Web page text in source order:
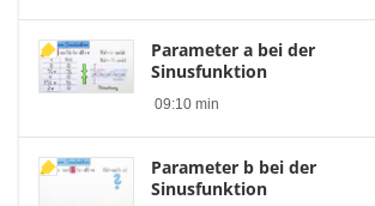
Parameter a bei der
Sinusfunktion
09:10 min
Parameter b bei der
Sinusfunktion